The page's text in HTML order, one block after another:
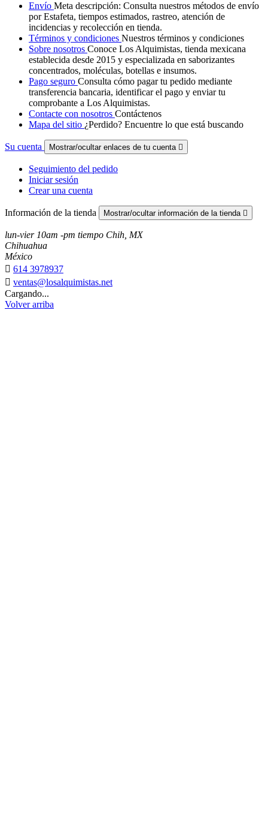
Envío Meta descripción: Consulta nuestros métodos de envío
por Estafeta, tiempos estimados, rastreo, atención de
incidencias y recolección en tienda.
Términos y condiciones Nuestros términos y condiciones
Sobre nosotros Conoce Los Alquimistas, tienda mexicana
establecida desde 2015 y especializada en saborizantes
concentrados, moléculas, botellas e insumos.
Pago seguro Consulta cómo pagar tu pedido mediante
transferencia bancaria, identificar el pago y enviar tu
comprobante a Los Alquimistas.
Contacte con nosotros Contáctenos
Mapa del sitio ¿Perdido? Encuentre lo que está buscando
Su cuenta Mostrar/ocultar enlaces de tu cuenta 
Seguimiento del pedido
Iniciar sesión
Crear una cuenta
Información de la tienda Mostrar/ocultar información de la tienda 
lun-vier 10am -pm tiempo Chih, MX
Chihuahua
México
 614 3978937
 ventas@losalquimistas.net
Cargando...
Volver arriba